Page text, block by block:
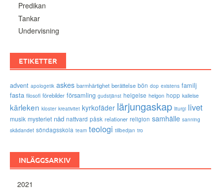
Predikan
Tankar
Undervisning
ETIKETTER
advent apologetik askes barmhärtighet berättelse bön dop existens familj
fasta filosofi förebilder församling gudstjänst helgelse helgon hopp kallelse
kärleken kloster kreativitet kyrkofäder lärjungaskap liturgi livet
musik mysteriet nåd nattvard påsk relationer religion samhälle sanning
skådandet söndagsskola team teologi tillbedjan tro
INLÄGGSARKIV
2021